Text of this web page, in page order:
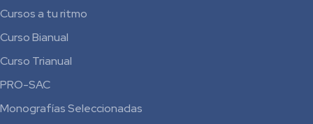
Cursos a tu ritmo
Curso Bianual
para
Residentes
Curso Trianual
PRO-SAC
Monografías Seleccionadas